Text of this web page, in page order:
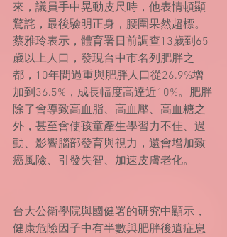
來，議員手中晃動皮尺時，他表情頓顯
驚詫，最後驗明正身，腰圍果然超標。
蔡雅玲表示，體育署日前調查13歲到65
歲以上人口，發現台中市名列肥胖之
都，10年間過重與肥胖人口從26.9%增
加到36.5%，成長幅度高達近10%。肥胖
除了會導致高血脂、高血壓、高血糖之
外，甚至會使孩童產生學習力不佳、過
動、影響腦部發育與視力，還會增加致
癌風險、引發失智、加速皮膚老化。
台大公衛學院與國健署的研究中顯示，
健康危險因子中有半數與肥胖後遺症息